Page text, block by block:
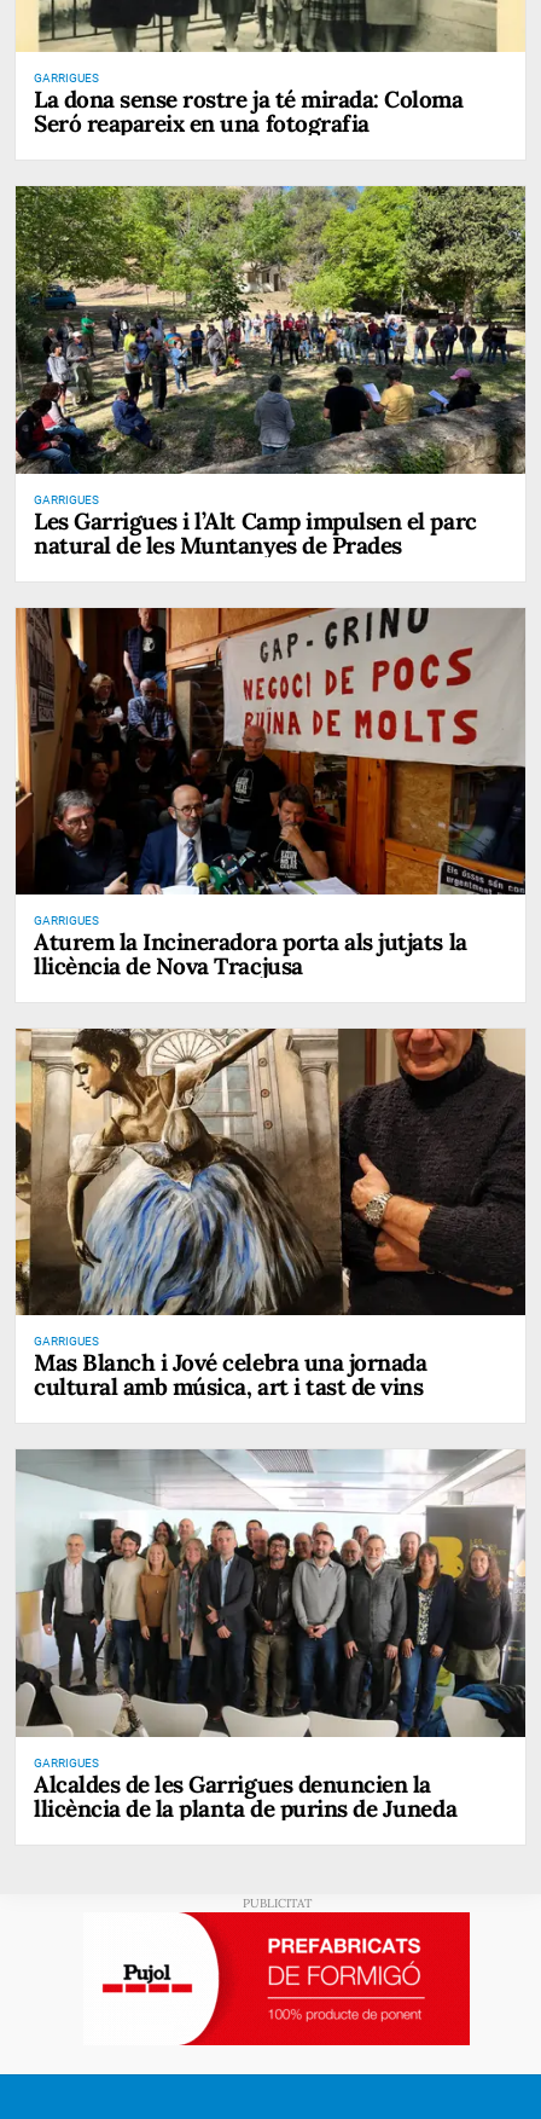
GARRIGUES
La dona sense rostre ja té mirada: Coloma
Seró reapareix en una fotografia
GARRIGUES
Les Garrigues i l’Alt Camp impulsen el parc
natural de les Muntanyes de Prades
GARRIGUES
Aturem la Incineradora porta als jutjats la
llicència de Nova Tracjusa
GARRIGUES
Mas Blanch i Jové celebra una jornada
cultural amb música, art i tast de vins
GARRIGUES
Alcaldes de les Garrigues denuncien la
llicència de la planta de purins de Juneda